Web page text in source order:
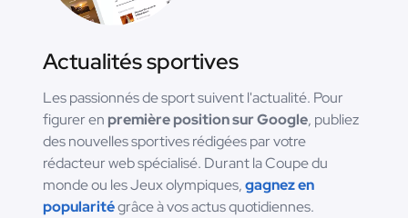
Actualités sportives
Les passionnés de sport suivent l'actualité. Pour
figurer en première position sur Google, publiez
des nouvelles sportives rédigées par votre
rédacteur web spécialisé. Durant la Coupe du
monde ou les Jeux olympiques,gagnez en
popularitégrâce à vos actus quotidiennes.